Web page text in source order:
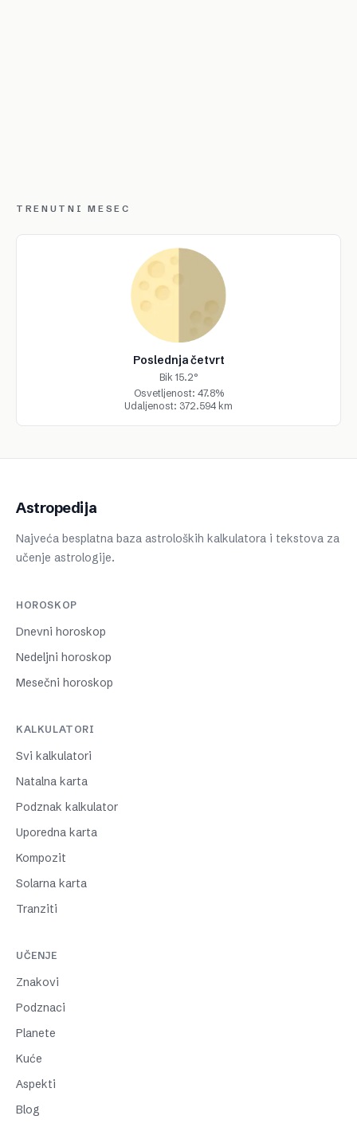
TRENUTNI MESEC
Poslednja četvrt
Bik 15.2°
Osvetljenost: 47.8%
Udaljenost: 372.594 km
Astropedija
Najveća besplatna baza astroloških kalkulatora i tekstova za
učenje astrologije.
HOROSKOP
Dnevni horoskop
Nedeljni horoskop
Mesečni horoskop
KALKULATORI
Svi kalkulatori
Natalna karta
Podznak kalkulator
Uporedna karta
Kompozit
Solarna karta
Tranziti
UČENJE
Znakovi
Podznaci
Planete
Kuće
Aspekti
Blog